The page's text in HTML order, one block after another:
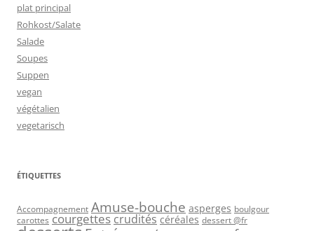
plat principal
Rohkost/Salate
Salade
Soupes
Suppen
vegan
végétalien
vegetarisch
ÉTIQUETTES
Accompagnement Amuse-bouche asperges boulgour
carottes courgettes crudités céréales dessert @fr